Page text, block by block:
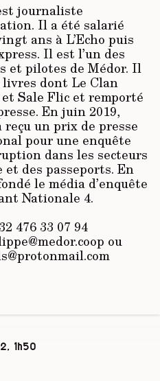
journaliste
Il a été salarié
ans à L’Echo puis
. Il est l’un des
et pilotes de Médor. Il
livres dont Le Clan
Sale Flic et remporté
En juin 2019,
un prix de presse
pour une enquête
dans les secteurs
et des passeports. En
le média d’enquête
Nationale 4.
476 33 07 94
ou
1h50